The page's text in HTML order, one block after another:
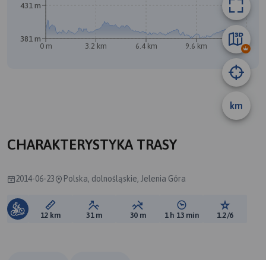
km
0 m 3.2 km 6.4 km 9.6 km 12 km
381 m
431 m
CHARAKTERYSTYKA TRASY
2014-06-23 Polska, dolnośląskie, Jelenia Góra
Długość trasy:
12 km Suma przewyższeń:
31 m Suma spadków:
30 m Średni czas potrzebny
1 h 13 min Ocena
1.2/6